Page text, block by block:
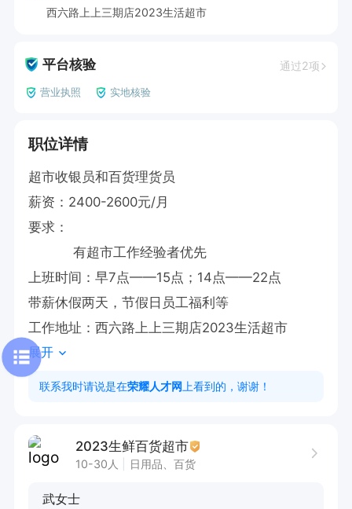
西六路上上三期店2023生活超市
平台核验 通过2项
营业执照 实地核验
职位详情
超市收银员和百货理货员
薪资：2400-2600元/月
要求：
           有超市工作经验者优先
上班时间：早7点——15点；14点——22点
带薪休假两天，节假日员工福利等
工作地址：西六路上上三期店2023生活超市
展开
联系我时请说是在荣耀人才网 上看到的，谢谢！
2023生鲜百货超市
10-30人 日用品、百货
武女士